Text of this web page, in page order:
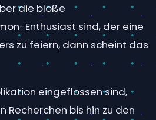
die bloße
Enthusiast sind, der eine
zu feiern, dann scheint das
eingeflossen sind,
bis hin zu den